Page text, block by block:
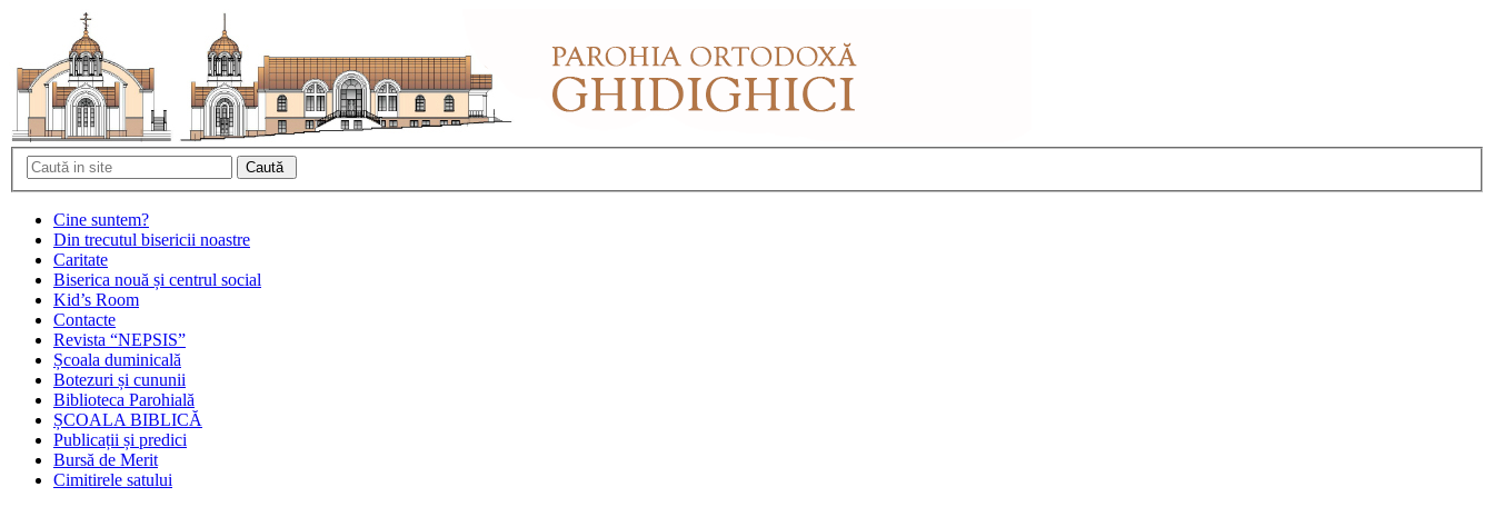
Cine suntem?
Din trecutul bisericii noastre
Caritate
Biserica nouă și centrul social
Kid’s Room
Contacte
Revista “NEPSIS”
Școala duminicală
Botezuri și cununii
Biblioteca Parohială
ȘCOALA BIBLICĂ
Publicații și predici
Bursă de Merit
Cimitirele satului